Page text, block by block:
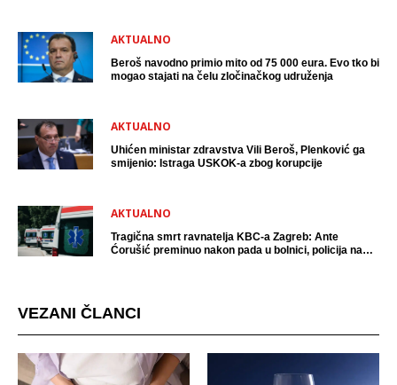
AKTUALNO
Beroš navodno primio mito od 75 000 eura. Evo tko bi
mogao stajati na čelu zločinačkog udruženja
AKTUALNO
Uhićen ministar zdravstva Vili Beroš, Plenković ga
smijenio: Istraga USKOK-a zbog korupcije
AKTUALNO
Tragična smrt ravnatelja KBC-a Zagreb: Ante
Ćorušić preminuo nakon pada u bolnici, policija na
VEZANI ČLANCI